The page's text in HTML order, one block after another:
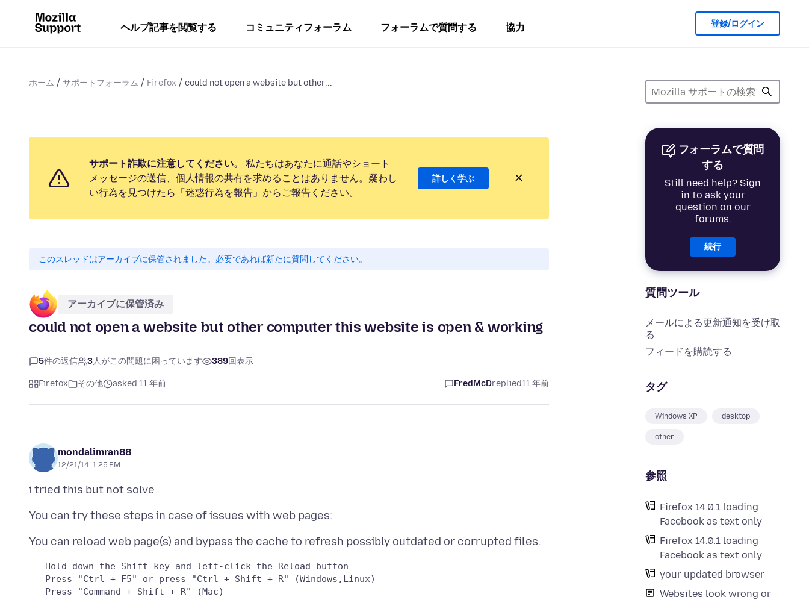
ヘルプ記事を閲覧する コミュニティフォーラム フォーラムで質問する 協力 登録/ログイン
ホーム サポートフォーラム Firefox could not open a website but other...
フォーラムで質問
する
Still need help? Sign
in to ask your
question on our
forums.
続行
質問ツール
メールによる更新通知を受け取
る
フィードを購読する
タグ
Windows XP desktop
other
参照
Firefox 14.0.1 loading
Facebook as text only
Firefox 14.0.1 loading
Facebook as text only
your updated browser
Websites look wrong or
サポート詐欺に注意してください。
私たちはあなたに通話やショート
メッセージの送信、個人情報の共有を求めることはありません。疑わし
い行為を見つけたら「迷惑行為を報告」からご報告ください。
詳しく学ぶ
このスレッドはアーカイブに保管されました。 必要であれば新たに質問してください。
アーカイブに保管済み
could not open a website but other computer this website is open & working
5件の返信 3人がこの問題に困っています 389回表示
Firefox その他 asked 11 年前 FredMcDreplied11 年前
mondalimran88
12/21/14, 1:25 PM
   Hold down the Shift key and left-click the Reload button
   Press "Ctrl + F5" or press "Ctrl + Shift + R" (Windows,Linux)